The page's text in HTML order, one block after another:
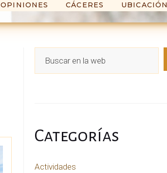
OPINIONES CÁCERES UBICACIÓN
p
r
Categorías
Actividades